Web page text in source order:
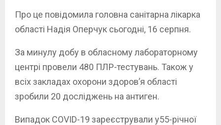
Про це повідомила головна санітарна лікарка
області Надія Оперчук сьогодні, 16 серпня.
За минулу добу в обласному лабораторному
центрі провели 480 ПЛР-тестувань. Також у
всіх закладах охорони здоров’я області
зробили 20 досліджень на антиген.
Випадок COVID-19 зареєстрували у55-річної